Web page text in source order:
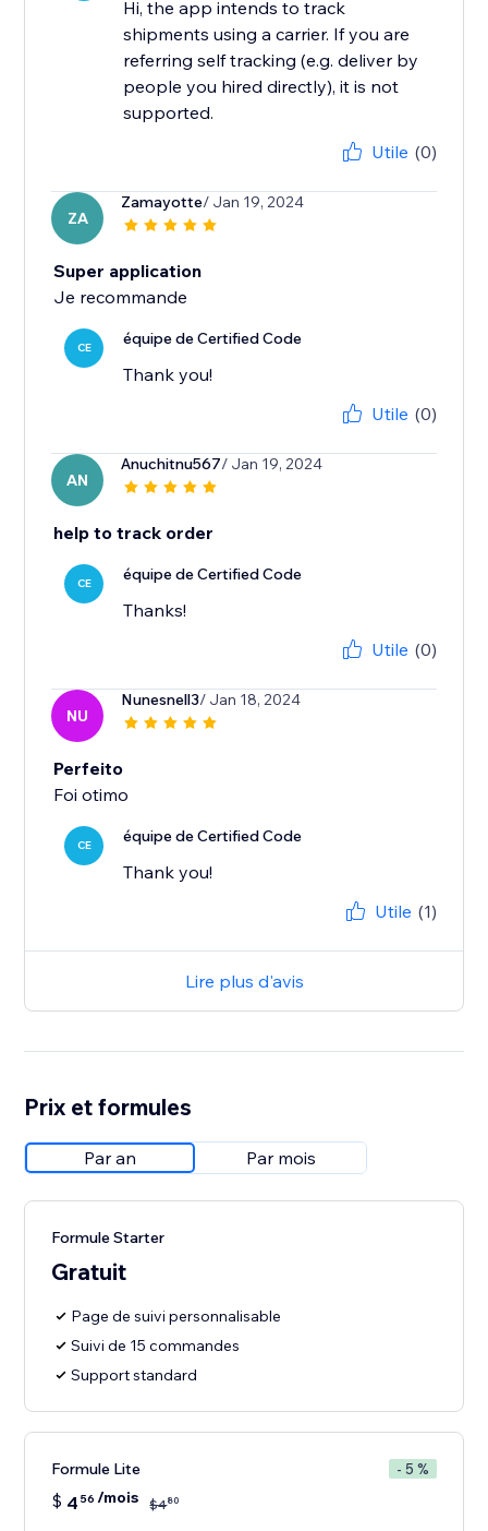
Hi, the app intends to track
shipments using a carrier. If you are
referring self tracking (e.g. deliver by
people you hired directly), it is not
supported.
Utile (0)
ZA
Zamayotte/ Jan 19, 2024
Super application
Je recommande
CE équipe de Certified Code
Thank you!
Utile (0)
AN
Anuchitnu567/ Jan 19, 2024
help to track order
CE équipe de Certified Code
Thanks!
Utile (0)
NU
Nunesnell3/ Jan 18, 2024
Perfeito
Foi otimo
CE équipe de Certified Code
Thank you!
Utile (1)
Lire plus d'avis
Prix et formules
Par an Par mois
Formule Starter
Gratuit
Page de suivi personnalisable
Suivi de 15 commandes
Support standard
Formule Lite - 5 %
$ 4 56 /mois $480